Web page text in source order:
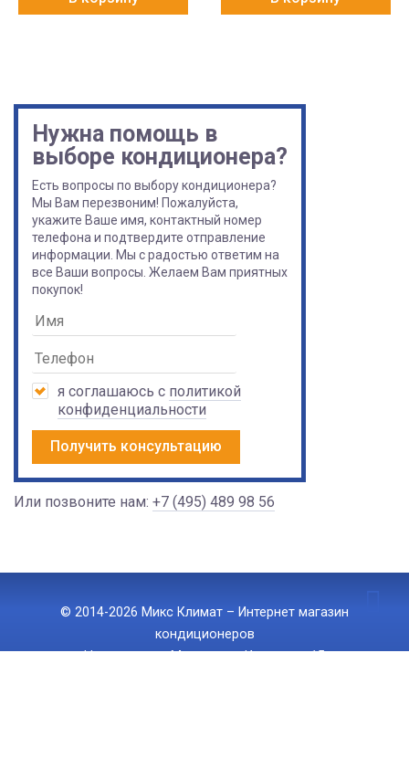
Нужна помощь в
выборе кондиционера?
Есть вопросы по выбору кондиционера?
Мы Вам перезвоним! Пожалуйста,
укажите Ваше имя, контактный номер
телефона и подтвердите отправление
информации. Мы с радостью ответим на
все Ваши вопросы. Желаем Вам приятных
покупок!
я соглашаюсь с политикой
конфиденциальности
Получить консультацию
Или позвоните нам: +7 (495) 489 98 56
© 2014-2026 Микс Климат – Интернет магазин
кондиционеров
Наш адрес: г. Москва, ул. Ижорская 15